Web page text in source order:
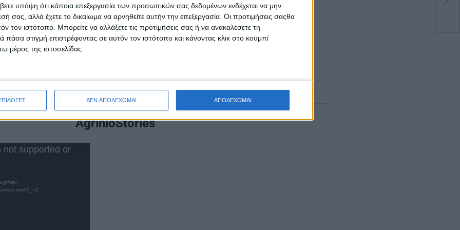
υπόψη ότι κάποια επεξεργασία των προσωπικών σας δεδομένων ενδέχεται να μην
σας, αλλά έχετε το δικαίωμα να αρνηθείτε αυτήν την επεξεργασία. Οι προτιμήσεις σαςθα
τον ιστότοπο. Μπορείτε να αλλάξετε τις προτιμήσεις σας ή να ανακαλέσετε τη
στιγμή επιστρέφοντας σε αυτόν τον ιστότοπο και κάνοντας κλικ στο κουμπί
μέρος της ιστοσελίδας.
ΔΕΝ ΑΠΟΔΕΧΟΜΑΙ ΑΠΟΔΕΧΟΜΑΙ
για την αιγίδα και επιχορήγηση.
για το 6ο ΦΕΣΤΙΒΑΛ ΤΩΝ ΝΤΟΠΙΩΝ, το τελευταίο Σαββατοκύριακο
AgrinioStories
not supported or
wp-